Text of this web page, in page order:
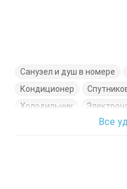
Санузел и душ в номере
Кондиционер
Холодильник
Журнальный столикВсе